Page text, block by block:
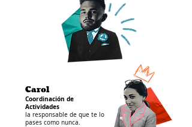
Carol
Coordinación de
Actividades
la responsable de que te lo
pases como nunca.